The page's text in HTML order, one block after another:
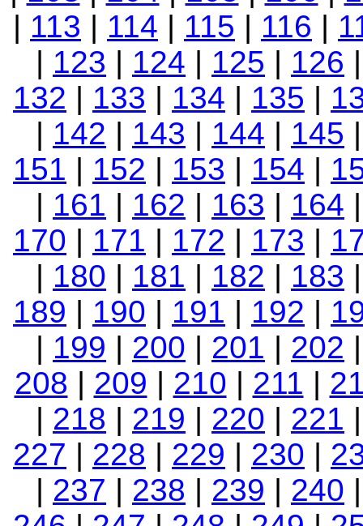
| 113 | 114 | 115 | 116 |
| 123 | 124 | 125 | 126
132 | 133 | 134 | 135 |
| 142 | 143 | 144 | 145
151 | 152 | 153 | 154 |
| 161 | 162 | 163 | 164
170 | 171 | 172 | 173 |
| 180 | 181 | 182 | 183
189 | 190 | 191 | 192 |
| 199 | 200 | 201 | 202
208 | 209 | 210 | 211 |
| 218 | 219 | 220 | 221
227 | 228 | 229 | 230 |
| 237 | 238 | 239 | 240